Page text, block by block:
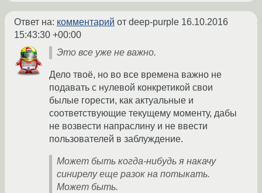
Ответ на: комментарий от deep-purple 16.10.2016
15:43:30 +00:00
Это все уже не важно.
Дело твоё, но во все времена важно не
подавать с нулевой конкретикой свои
былые горести, как актуальные и
соответствующие текущему моменту, дабы
не возвести напраслину и не ввести
пользователей в заблуждение.
Может быть когда-нибудь я накачу
синирелу еще разок на потыкать.
Может быть.